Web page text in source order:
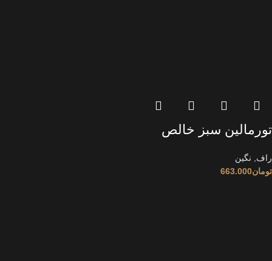
تورمالین سبز خالص
راف, نگین
تومان663.000